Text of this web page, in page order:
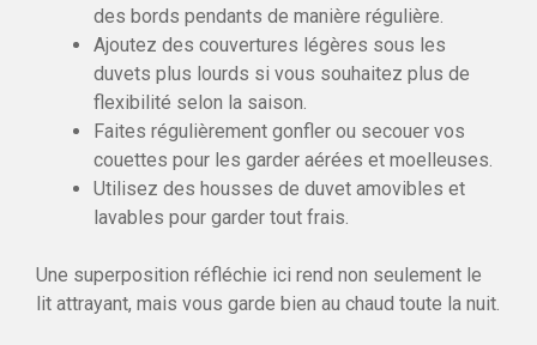
des bords pendants de manière régulière.
Ajoutez des couvertures légères sous les
duvets plus lourds si vous souhaitez plus de
flexibilité selon la saison.
Faites régulièrement gonfler ou secouer vos
couettes pour les garder aérées et moelleuses.
Utilisez des housses de duvet amovibles et
lavables pour garder tout frais.
Une superposition réfléchie ici rend non seulement le
lit attrayant, mais vous garde bien au chaud toute la nuit.